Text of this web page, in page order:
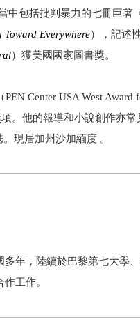
包括批判暴力的七冊巨著
Toward Everywhere），記述
）獲美國國家圖書獎。
Center USA West Award
。他的報導和小說創作亦常
。現居加州沙加緬度 。
年，陸續於巴黎第七大學
工作。